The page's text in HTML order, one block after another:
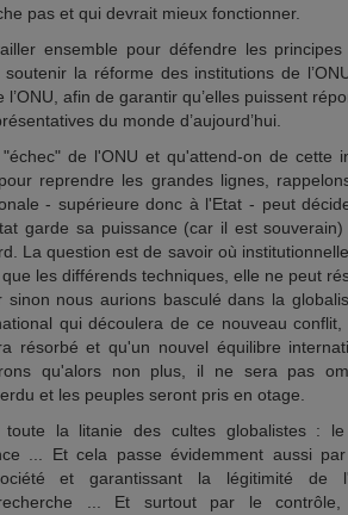
pas et qui devrait mieux fonctionner.
ensemble pour défendre les
la réforme des institutions de
l’ONU, afin de garantir qu’elles puissent
du monde d’aujourd’hui.
de l'ONU et qu'attend-on de cette
reprendre les grandes lignes,
- supérieure donc à l'Etat - peut
garde sa puissance (car il est
La question est de savoir où
les différends techniques, elle ne peut
sinon nous aurions basculé dans la
qui découlera de ce nouveau
résorbé et qu'un nouvel équilibre
qu'alors non plus, il ne sera pas
et les peuples seront pris en otage.
toute la litanie des cultes globalistes : le
... Et cela passe évidemment aussi
et garantissant la légitimité de
... Et surtout par le contrôle,